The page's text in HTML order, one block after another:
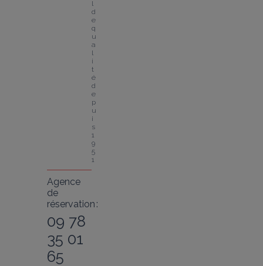
l
d
e
q
u
a
l
i
t
é
d
e
p
u
i
s
1
9
5
1
Agence
de
réservation :
09 78
35 01
65